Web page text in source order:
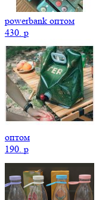
powerbank оптом
430. p
оптом
190. p